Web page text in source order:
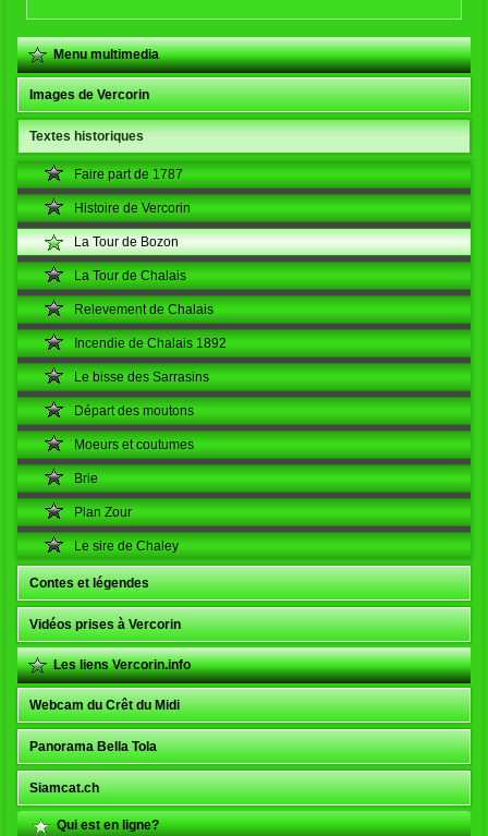
Menu multimedia
Images de Vercorin
Textes historiques
Faire part de 1787
Histoire de Vercorin
La Tour de Bozon
La Tour de Chalais
Relevement de Chalais
Incendie de Chalais 1892
Le bisse des Sarrasins
Départ des moutons
Moeurs et coutumes
Brie
Plan Zour
Le sire de Chaley
Contes et légendes
Vidéos prises à Vercorin
Les liens Vercorin.info
Webcam du Crêt du Midi
Panorama Bella Tola
Siamcat.ch
Qui est en ligne?